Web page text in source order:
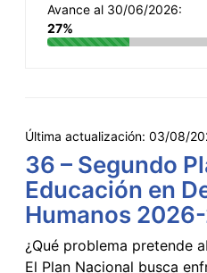
Avance al 30/06/2026:
27%
Última actualización: 03/08/
36 – Segundo
Educación en
Humanos
¿Qué problema pretende
El Plan Nacional busca